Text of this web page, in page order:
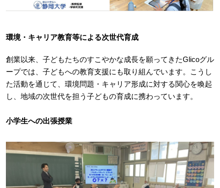
環境・キャリア教育等による次世代育成
創業以来、子どもたちのすこやかな成長を願ってきたGlicoグル
ープでは、子どもへの教育支援にも取り組んでいます。こうし
た活動を通じて、環境問題・キャリア形成に対する関心を喚起
し、地域の次世代を担う子どもの育成に携わっています。
小学生への出張授業